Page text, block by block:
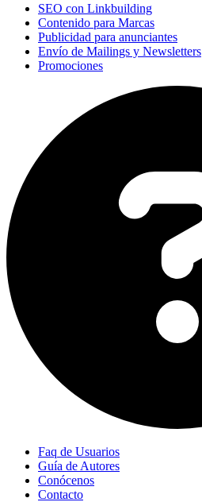
SEO con Linkbuilding
Contenido para Marcas
Publicidad para anunciantes
Envío de Mailings y Newsletters
Promociones
Faq de Usuarios
Guía de Autores
Conócenos
Contacto